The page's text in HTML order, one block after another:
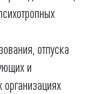
отпуска
и